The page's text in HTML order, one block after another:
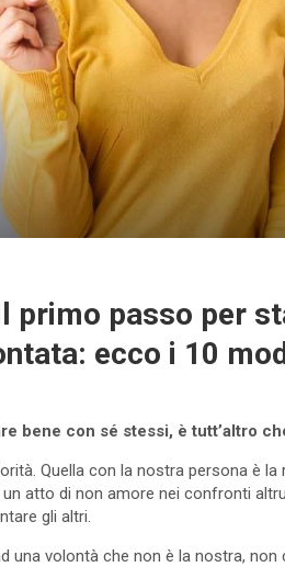
primo passo per
ecco i 10
bene con sé stessi, è tutt’altro
Quella con la nostra persona è
atto di non amore nei confronti
gli altri.
una volontà che non è la nostra,